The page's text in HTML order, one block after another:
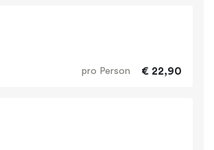
pro Person € 22,90